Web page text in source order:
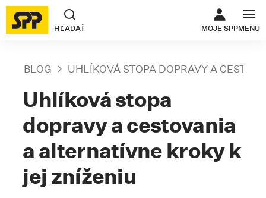
HĽADAŤ MOJE SPP
ODKAZ SA
MENU
BLOG UHLÍKOVÁ STOPA DOPRAVY A
Uhlíková stopa
dopravy a cestovania
a alternatívne kroky k
jej zníženiu